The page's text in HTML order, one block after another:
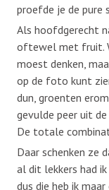
proefde je de pure
Als hoofdgerecht
oftewel met fruit.
moest denken,
op de foto kunt
dun, groenten
gevulde peer uit
De totale
Daar schenken ze
al dit lekkers had
dus die heb ik